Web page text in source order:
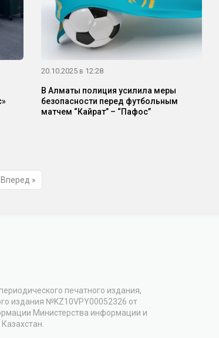
20.10.2025 в 12:28
В Алматы полиция усилила меры
безопасности перед футбольным
матчем “Кайрат” – “Пафос”
Вперед »
печатного издания,
издания №KZ10VPY00052326 от
Министерства информации и